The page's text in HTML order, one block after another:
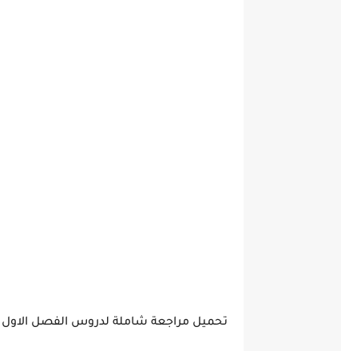
تحميل مراجعة شاملة لدروس الفصل الاول